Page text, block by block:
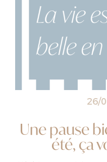
26/
Une pause
été, ça